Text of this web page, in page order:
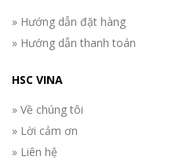
» Hướng dẫn đặt hàng
» Hướng dẫn thanh toán
HSC VINA
» Về chúng tôi
» Lời cảm ơn
» Liên hệ